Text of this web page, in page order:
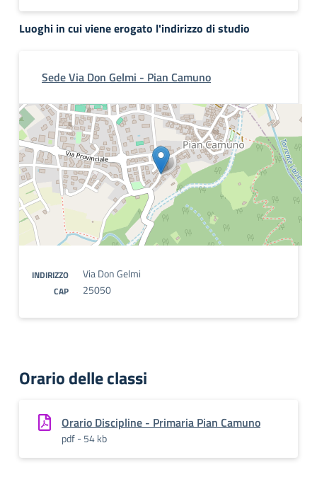
Luoghi in cui viene erogato l'indirizzo di studio
Sede Via Don Gelmi - Pian Camuno
INDIRIZZO Via Don Gelmi
CAP 25050
Orario delle classi
Orario Discipline - Primaria Pian Camuno
pdf - 54 kb